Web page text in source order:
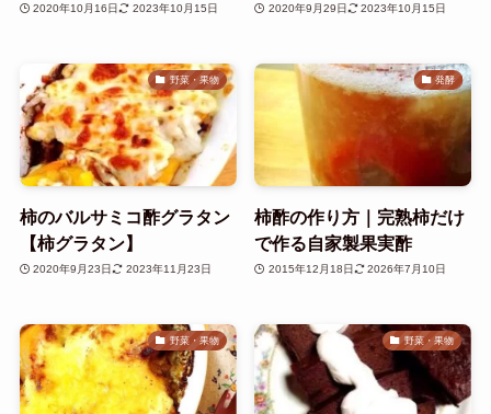
2020年10月16日 2023年10月15日 2020年9月29日 2023年10月15日
野菜・果物
柿のバルサミコ酢グラタン
【柿グラタン】
2020年9月23日 2023年11月23日
発酵
柿酢の作り方｜完熟柿だけ
で作る自家製果実酢
2015年12月18日 2026年7月10日
野菜・果物 野菜・果物